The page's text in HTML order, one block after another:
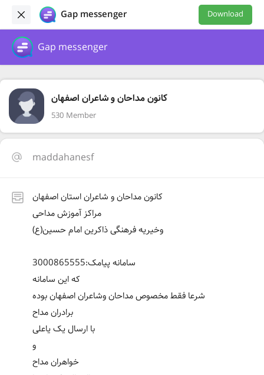
Gap messenger Download
Gap messenger
کانون مداحان و شاعران اصفهان
530 Member
maddahanesf
کانون مداحان و شاعران استان اصفهان
مراکز آموزش مداحی
وخیریه فرهنگی ذاکرین امام حسین(ع)
سامانه پیامک:3000865555
که این سامانه
شرعا فقط مخصوص مداحان وشاعران اصفهان بوده
برادران مداح
با ارسال یک یاعلی
و
خواهران مداح